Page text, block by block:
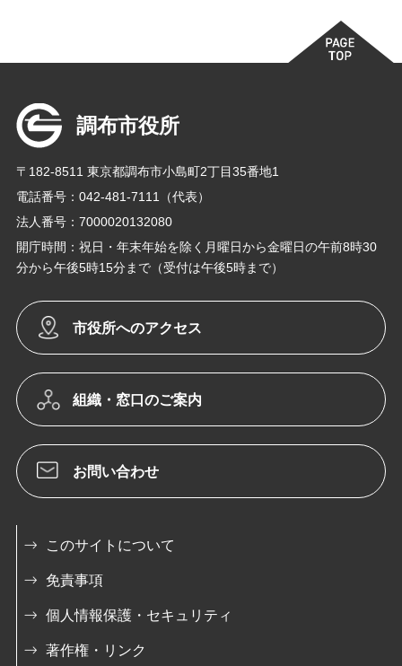
調布市役所
〒182-8511 東京都調布市小島町2丁目35番地1
電話番号：042-481-7111（代表）
法人番号：7000020132080
開庁時間：祝日・年末年始を除く月曜日から金曜日の午前8時30
分から午後5時15分まで（受付は午後5時まで）
市役所へのアクセス
組織・窓口のご案内
お問い合わせ
このサイトについて
免責事項
個人情報保護・セキュリティ
著作権・リンク